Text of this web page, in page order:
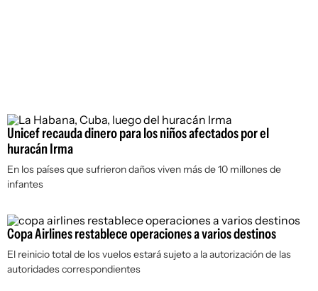
Unicef recauda dinero para los niños afectados por el
huracán Irma
En los países que sufrieron daños viven más de 10 millones de
infantes
Copa Airlines restablece operaciones a varios destinos
El reinicio total de los vuelos estará sujeto a la autorización de las
autoridades correspondientes